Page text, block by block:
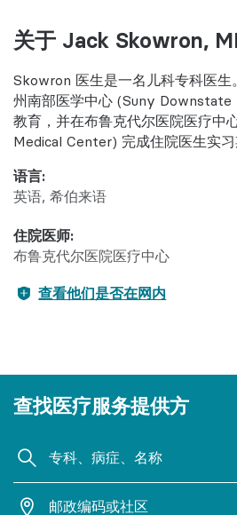
语言:
英语 希伯来语
住院医师:
布鲁克代尔医院医疗中心
查看他们是否在网内
关于 Jack Skowron,
Skowron 医生是一名儿科专科医生
州南部医学中心 (Suny
教育，并在布鲁克代尔医院医疗中
Medical Center) 完成住院医生实习
查找医疗服务提供方